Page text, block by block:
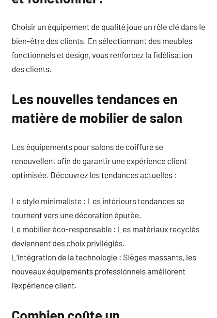
Choisir un équipement de qualité joue un rôle clé dans le
bien-être des clients. En sélectionnant des meubles
fonctionnels et design, vous renforcez la fidélisation
des clients.
Les nouvelles tendances en
matière de mobilier de salon
Les équipements pour salons de coiffure se
renouvellent afin de garantir une expérience client
optimisée. Découvrez les tendances actuelles :
Le style minimaliste : Les intérieurs tendances se
tournent vers une décoration épurée.
Le mobilier éco-responsable : Les matériaux recyclés
deviennent des choix privilégiés.
L’intégration de la technologie : Sièges massants, les
nouveaux équipements professionnels améliorent
l’expérience client.